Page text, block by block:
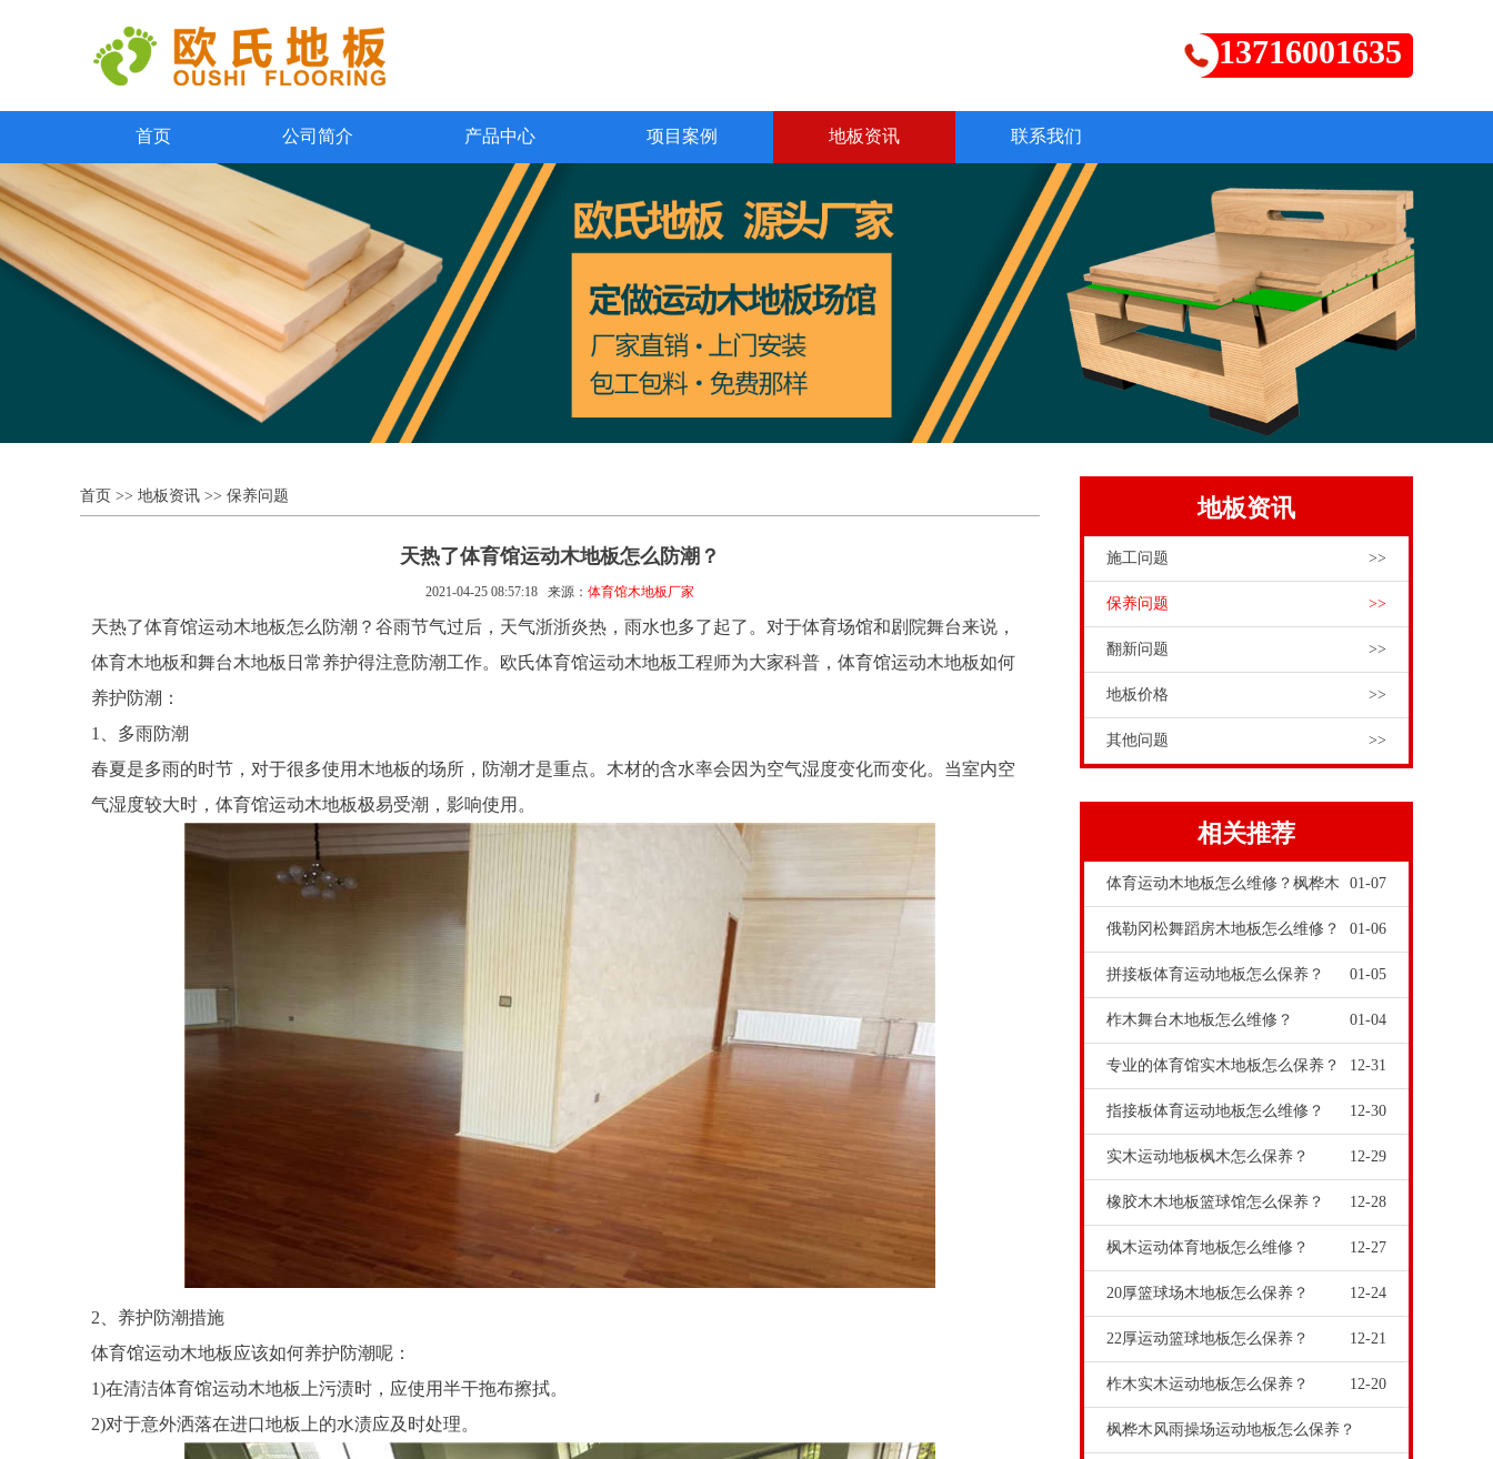
13716001635
首页 公司简介 产品中心 项目案例 地板资讯 联系我们
首页 >> 地板资讯 >> 保养问题
天热了体育馆运动木地板怎么防潮？
2021-04-25 08:57:18 来源： 体育馆木地板厂家
天热了体育馆运动木地板怎么防潮？谷雨节气过后，天气浙浙炎热，雨水也多了起了。对于体育场馆和剧院舞台来说，
体育木地板和舞台木地板日常养护得注意防潮工作。欧氏体育馆运动木地板工程师为大家科普，体育馆运动木地板如何
养护防潮：
1、多雨防潮
春夏是多雨的时节，对于很多使用木地板的场所，防潮才是重点。木材的含水率会因为空气湿度变化而变化。当室内空
气湿度较大时，体育馆运动木地板极易受潮，影响使用。
2、养护防潮措施
体育馆运动木地板应该如何养护防潮呢：
1)在清洁体育馆运动木地板上污渍时，应使用半干拖布擦拭。
2)对于意外洒落在进口地板上的水渍应及时处理。
地板资讯
施工问题 >>
保养问题 >>
翻新问题 >>
地板价格 >>
其他问题 >>
相关推荐
体育运动木地板怎么维修？枫桦木 01-07
俄勒冈松舞蹈房木地板怎么维修？ 01-06
拼接板体育运动地板怎么保养？ 01-05
柞木舞台木地板怎么维修？ 01-04
专业的体育馆实木地板怎么保养？ 12-31
指接板体育运动地板怎么维修？ 12-30
实木运动地板枫木怎么保养？ 12-29
橡胶木木地板篮球馆怎么保养？ 12-28
枫木运动体育地板怎么维修？ 12-27
20厚篮球场木地板怎么保养？ 12-24
22厚运动篮球地板怎么保养？ 12-21
柞木实木运动地板怎么保养？ 12-20
枫桦木风雨操场运动地板怎么保养？